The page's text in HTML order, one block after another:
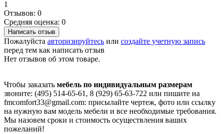
1
Отзывов: 0
Средняя оценка: 0
Написать отзыв
Пожалуйста авторизируйтесь или создайте учетную запись
перед тем как написать отзыв
Нет отзывов об этом товаре.
Чтобы заказать мебель по индивидуальным размерам
звоните: (495) 514-65-61, 8 (929) 65-63-722 или пишите на
fmcomfort33@gmail.com: присылайте чертеж, фото или ссылку
на нужную вам модель мебели и все необходимые требования.
Мы назовем сроки и стоимость осуществления ваших
пожеланий!